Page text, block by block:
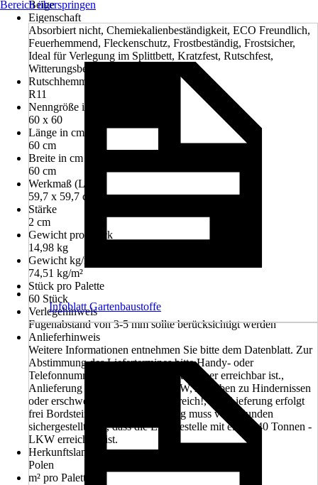
Beige
Eigenschaft
Absorbiert nicht, Chemiekalienbeständigkeit, ECO Freundlich,
Feuerhemmend, Fleckenschutz, Frostbeständig, Frostsicher,
Ideal für Verlegung im Splittbett, Kratzfest, Rutschfest,
Witterungsbeständig
Rutschhemmung
R11
Nenngröße in cm
60 x 60
Länge in cm
60 cm
Breite in cm
60 cm
Werkmaß (LxB)
59,7 x 59,7 cm
Stärke
2 cm
Gewicht pro Stück
14,98 kg
Gewicht kg/m²
74,51 kg/m²
Stück pro Palette
60 Stück
Verlegehinweis
Fugenabstand von 3-5 mm sollte berücksichtigt werden
Anlieferhinweis
Weitere Informationen entnehmen Sie bitte dem Datenblatt. Zur
Abstimmung des Liefertermines bitte Handy- oder
Telefonnummer angeben, welche tagsüber erreichbar ist.,
Anlieferung erfolgt mit einem LKW, Angaben zu Hindernissen
oder erschwerter Zufahrt sind hilfreich!, Die Lieferung erfolgt
frei Bordsteinkante, Vor Bestellung muss vom Kunden
sichergestellt sein, dass die Entladestelle mit einem 40 Tonnen -
LKW erreichbar ist.
Herkunftsland
Polen
m² pro Palette
Bereich überspringen
Infoblatt Gartenbaustoffe